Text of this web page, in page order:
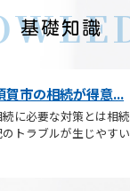
基礎知識
賀市の相続が得意...
に必要な対策とは相
トラブルが生じやす